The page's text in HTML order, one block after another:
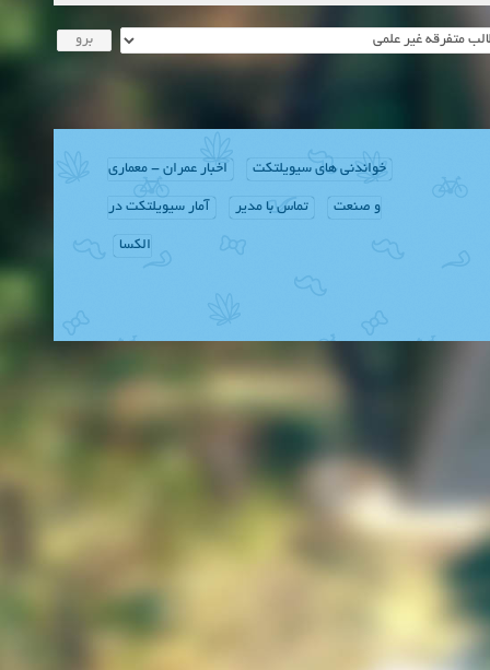
خواندنی های سیویلتکت اخبار عمران - معماری
و صنعت تماس با مدیر آمار سیویلتکت در
الکسا